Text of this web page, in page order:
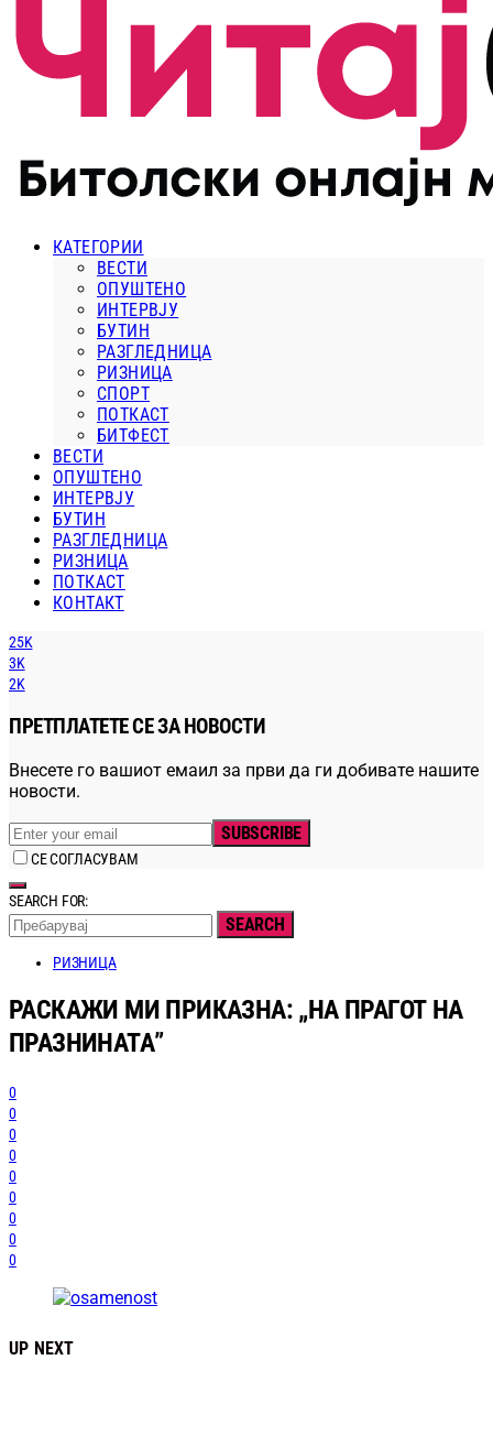
КАТЕГОРИИ
ВЕСТИ
ОПУШТЕНО
ИНТЕРВЈУ
БУТИН
РАЗГЛЕДНИЦА
РИЗНИЦА
СПОРТ
ПОТКАСТ
БИТФЕСТ
ВЕСТИ
ОПУШТЕНО
ИНТЕРВЈУ
БУТИН
РАЗГЛЕДНИЦА
РИЗНИЦА
ПОТКАСТ
КОНТАКТ
25K
3K
2K
ПРЕТПЛАТЕТЕ СЕ ЗА НОВОСТИ
Внесете го вашиот емаил за први да ги добивате нашите
новости.
SUBSCRIBE
СЕ СОГЛАСУВАМ
SEARCH FOR:
SEARCH
РИЗНИЦА
РАСКАЖИ МИ ПРИКАЗНА: „НА ПРАГОТ НА
ПРАЗНИНАТА”
0
0
0
0
0
0
0
0
0
UP NEXT